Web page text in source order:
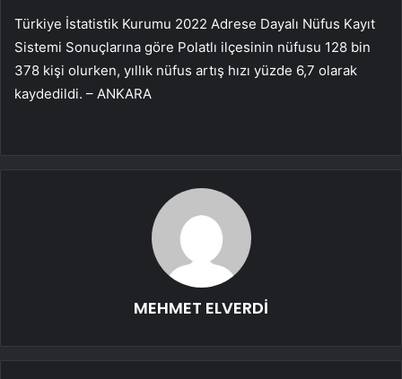
Türkiye İstatistik Kurumu 2022 Adrese Dayalı Nüfus Kayıt
Sistemi Sonuçlarına göre Polatlı ilçesinin nüfusu 128 bin
378 kişi olurken, yıllık nüfus artış hızı yüzde 6,7 olarak
kaydedildi. – ANKARA
MEHMET ELVERDİ